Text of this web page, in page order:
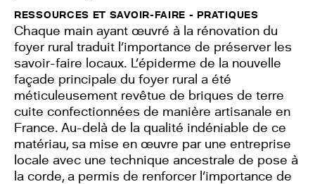
RESSOURCES ET SAVOIR-FAIRE - PRATIQUES
Chaque main ayant œuvré à la rénovation du
foyer rural traduit l’importance de préserver les
savoir-faire locaux. L’épiderme de la nouvelle
façade principale du foyer rural a été
méticuleusement revêtue de briques de terre
cuite confectionnées de manière artisanale en
France. Au-delà de la qualité indéniable de ce
matériau, sa mise en œuvre par une entreprise
locale avec une technique ancestrale de pose à
la corde, a permis de renforcer l’importance de